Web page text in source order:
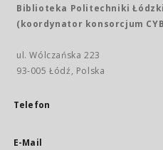
Biblioteka Politechniki
(koordynator konsorcjum
ul. Wólczańska 223
93-005 Łódź, Polska
Telefon
E-Mail